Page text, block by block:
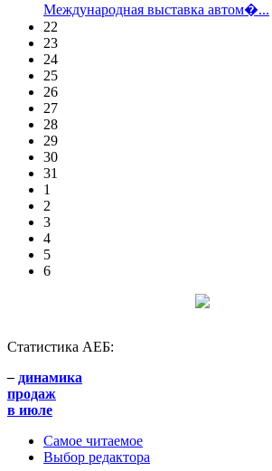
Международная выставка автом�...
22
23
24
25
26
27
28
29
30
31
1
2
3
4
5
6
Статистика АЕБ:
– динамика
продаж
в июле
Самое читаемое
Выбор редактора